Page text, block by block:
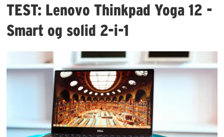
TEST: Lenovo Thinkpad Yoga 12 -
Smart og solid 2-i-1